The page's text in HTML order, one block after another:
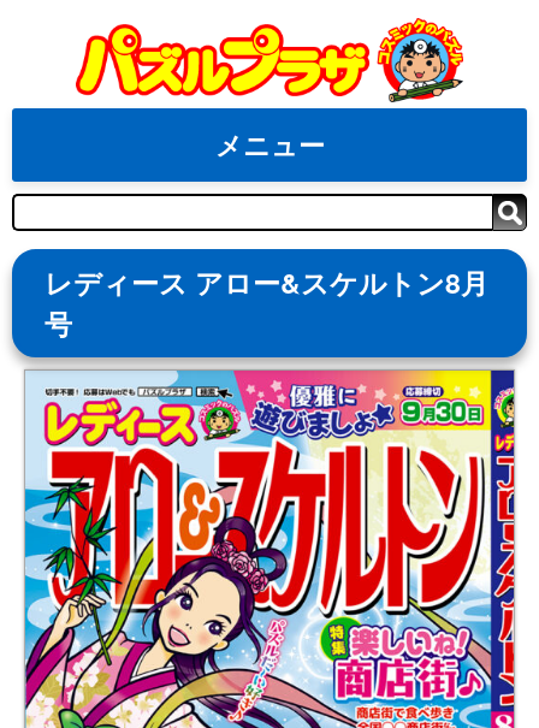
content
メニュー
検
索
レディース アロー&スケルトン8月
号